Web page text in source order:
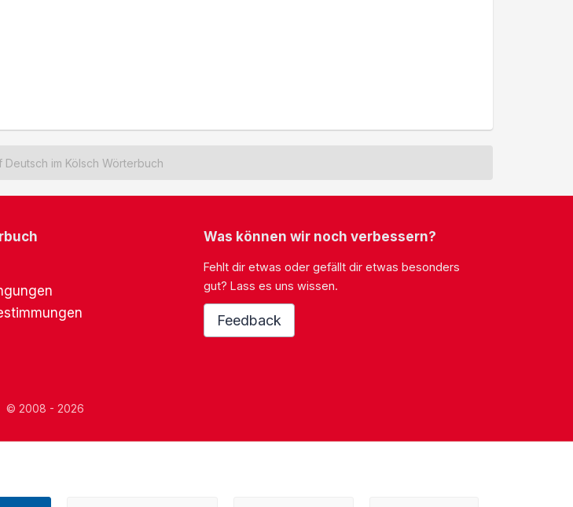
im Kölsch Wörterbuch
Was können wir noch verbessern?
Fehlt dir etwas oder gefällt dir etwas besonders
gut? Lass es uns wissen.
Feedback
© 2008 - 2026